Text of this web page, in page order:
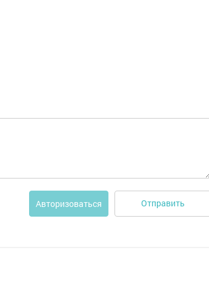
Авторизоваться Отправить